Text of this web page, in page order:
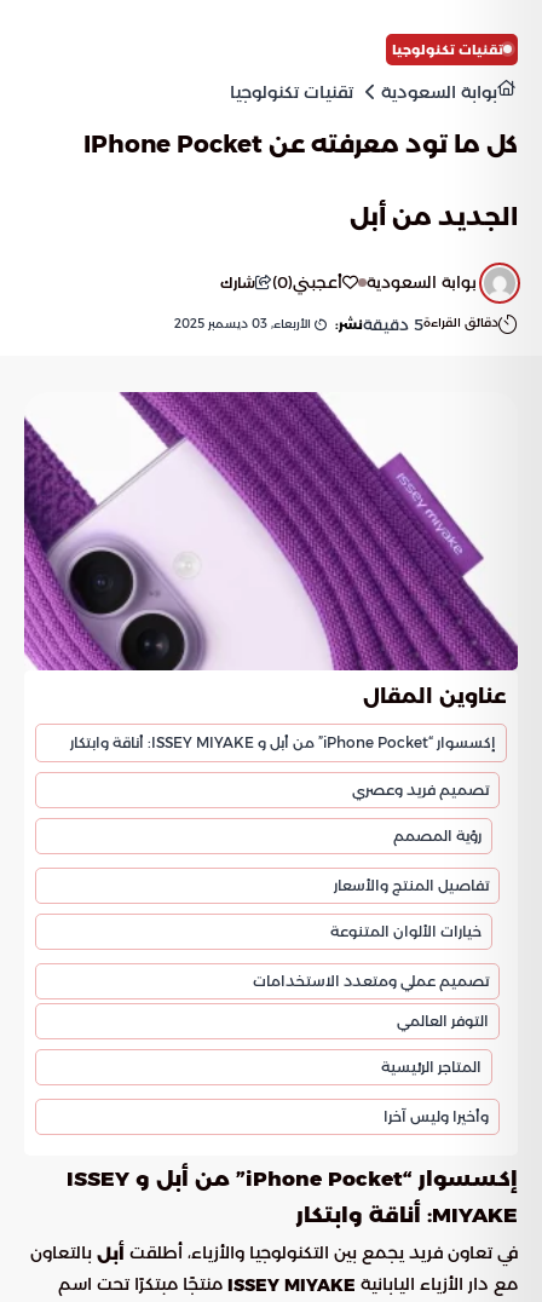
تقنيات تكنولوجيا
بوابة السعودية تقنيات تكنولوجيا
كل ما تود معرفته عن IPhone Pocket
الجديد من أبل
بوابة السعودية أعجبني(
0
) شارك
دقائق القراءة5 دقيقةنشر: الأربعاء, 03 ديسمبر 2025
عناوين المقال
إكسسوار “iPhone Pocket” من أبل و ISSEY MIYAKE: أناقة وابتكار
تصميم فريد وعصري
رؤية المصمم
تفاصيل المنتج والأسعار
خيارات الألوان المتنوعة
تصميم عملي ومتعدد الاستخدامات
التوفر العالمي
المتاجر الرئيسية
وأخيرا وليس آخرا
إكسسوار “iPhone Pocket” من أبل و ISSEY
MIYAKE: أناقة وابتكار
في تعاون فريد يجمع بين التكنولوجيا والأزياء، أطلقت أبل بالتعاون
مع دار الأزياء اليابانية ISSEY MIYAKE منتجًا مبتكرًا تحت اسم